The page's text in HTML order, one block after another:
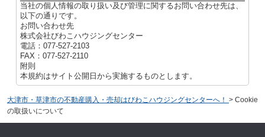
当社の個人情報の取り扱い及び管理に関するお問い合わせ先は、
以下の通りです。
お問い合わせ先
株式会社びわこハウジングセンター
電話：077-527-2103
FAX：077-527-2110
附則
本規約はサイト公開日から実施するものとします。
大津市・草津市の不動産購入・売却はびわこハウジングセンターへ！ > Cookie
の取扱いについて